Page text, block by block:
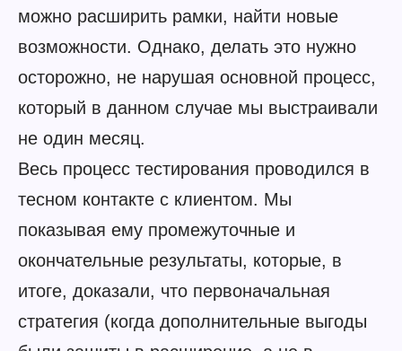
можно расширить рамки, найти новые
возможности. Однако, делать это нужно
осторожно, не нарушая основной процесс,
который в данном случае мы выстраивали
не один месяц.
Весь процесс тестирования проводился в
тесном контакте с клиентом. Мы
показывая ему промежуточные и
окончательные результаты, которые, в
итоге, доказали, что первоначальная
стратегия (когда дополнительные выгоды